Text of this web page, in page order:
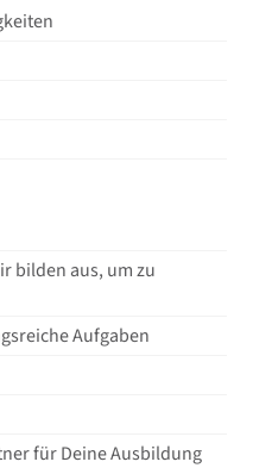
bilden aus, um zu
Aufgaben
für Deine Ausbildung